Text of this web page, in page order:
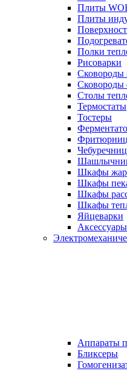
Плиты
Плиты
Полки
Рисоварки
Сковороды
Сковороды
Столы
Термостаты
Тостеры
Шкафы
Шкафы
Шкафы
Шкафы
Яйцеварки
Аппараты
Бликсеры